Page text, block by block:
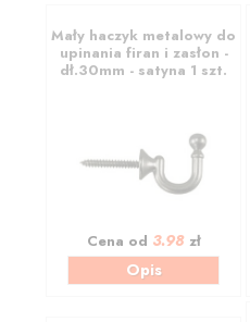
Mały haczyk metalowy do
upinania firan i zasłon -
dł.30mm - satyna 1 szt.
Cena od 3.98zł
Opis